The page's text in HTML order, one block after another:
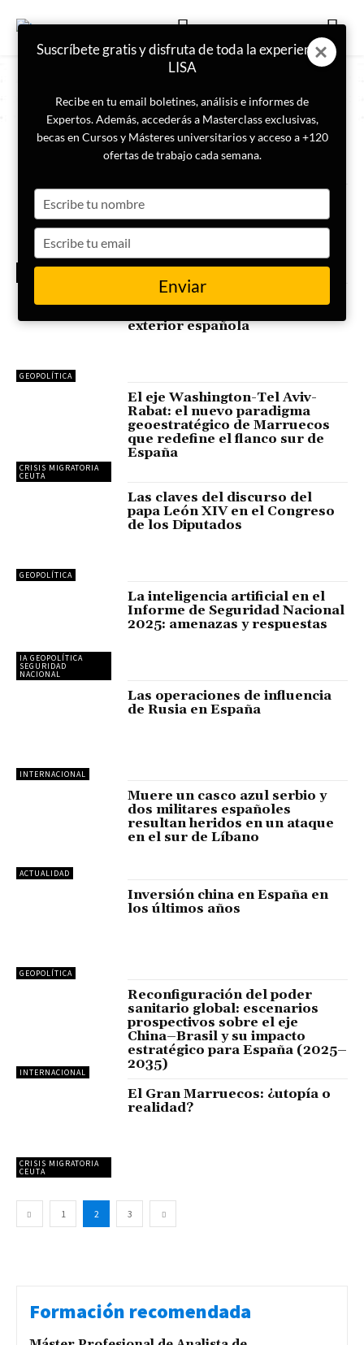
ETIQUETA
España
TERREMOTO
¿Qué es la asistencia
humanitaria?
GEOPOLÍTICA
Los cambios de rumbo y las
exterior española
CRISIS MIGRATORIA
CEUTA
El eje Washington-Tel Aviv-
Rabat: el nuevo paradigma
geoestratégico de Marruecos
que redefine el flanco sur de
España
GEOPOLÍTICA
Las claves del discurso del
papa León XIV en el Congreso
de los Diputados
IA GEOPOLÍTICA
SEGURIDAD
NACIONAL
La inteligencia artificial en el
Informe de Seguridad Nacional
2025: amenazas y respuestas
INTERNACIONAL
Las operaciones de influencia
de Rusia en España
ACTUALIDAD
Muere un casco azul serbio y
dos militares españoles
resultan heridos en un ataque
en el sur de Líbano
GEOPOLÍTICA
Inversión china en España en
los últimos años
INTERNACIONAL
Reconfiguración del poder
sanitario global: escenarios
prospectivos sobre el eje
China–Brasil y su impacto
estratégico para España (2025–
2035)
CRISIS MIGRATORIA
CEUTA
El Gran Marruecos: ¿utopía o
realidad?
1 2 3
Formación recomendada
Suscríbete gratis y disfruta de toda la experiencia
LISA
Recibe en tu email boletines, análisis e informes de
Expertos. Además, accederás a Masterclass exclusivas,
becas en Cursos y Másteres universitarios y acceso a +120
ofertas de trabajo cada semana.
your
name
your
email
Enviar